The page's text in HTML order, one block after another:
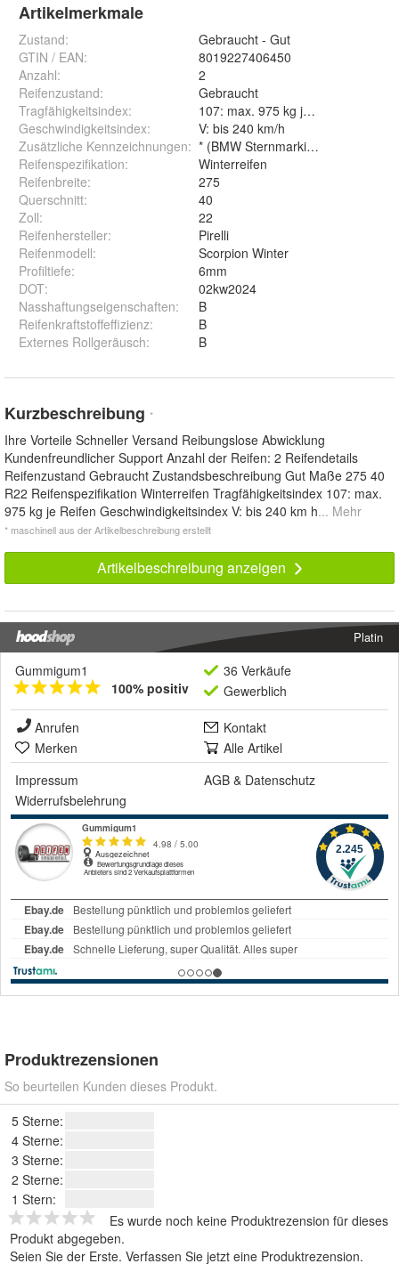
Artikelmerkmale
Zustand:
Gebraucht - Gut
GTIN / EAN:
8019227406450
Anzahl:
2
Reifenzustand:
Gebraucht
Tragfähigkeitsindex:
107: max. 975 kg je Reifen
Geschwindigkeitsindex:
V: bis 240 km/h
Zusätzliche Kennzeichnungen: * (BMW Sternmarkierung), XL
Reifenspezifikation:
Winterreifen
Reifenbreite:
275
Querschnitt:
40
Zoll:
22
Reifenhersteller:
Pirelli
Reifenmodell:
Scorpion Winter
Profiltiefe:
6mm
DOT:
02kw2024
Nasshaftungseigenschaften:
B
Reifenkraftstoffeffizienz:
B
Externes Rollgeräusch: B
Kurzbeschreibung *
Ihre Vorteile Schneller Versand Reibungslose Abwicklung
Kundenfreundlicher Support Anzahl der Reifen: 2 Reifendetails
Reifenzustand Gebraucht Zustandsbeschreibung Gut Maße 275 40
R22 Reifenspezifikation Winterreifen Tragfähigkeitsindex 107: max.
975 kg je Reifen Geschwindigkeitsindex V: bis 240 km h... Mehr
* maschinell aus der Artikelbeschreibung erstellt
Artikelbeschreibung anzeigen
Platin
Gummigum1
100% positiv
36 Verkäufe
Gewerblich
Anrufen
Kontakt
Merken
Alle Artikel
Impressum
AGB & Datenschutz
Widerrufsbelehrung
Produktrezensionen
So beurteilen Kunden dieses Produkt.
5 Sterne:
4 Sterne:
3 Sterne:
2 Sterne:
1 Stern:
Es wurde noch keine Produktrezension für dieses
Produkt abgegeben.
Seien Sie der Erste. Verfassen Sie jetzt eine Produktrezension.